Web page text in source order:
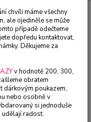
Rugosa) - 162A
chvíli máme všechny
ale ojediněle se může
případě odečteme
dopředu kontaktovat,
Děkujeme za
v hodnotě 200, 300,
obratem
dárkovým poukazem,
nebo osobně v
si jednoduše
udělají radost.